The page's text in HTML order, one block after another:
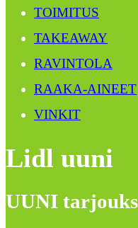
TOIMITUS
TAKEAWAY
RAVINTOLA
RAAKA-AINEET
VINKIT
Lidl uuni
UUNI